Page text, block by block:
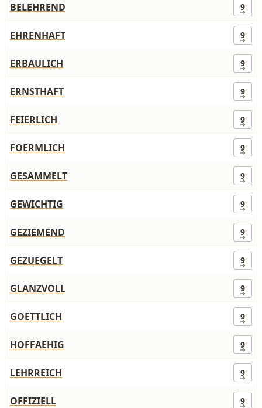
BELEHREND 9
EHRENHAFT 9
ERBAULICH 9
ERNSTHAFT 9
FEIERLICH 9
FOERMLICH 9
GESAMMELT 9
GEWICHTIG 9
GEZIEMEND 9
GEZUEGELT 9
GLANZVOLL 9
GOETTLICH 9
HOFFAEHIG 9
LEHRREICH 9
OFFIZIELL 9